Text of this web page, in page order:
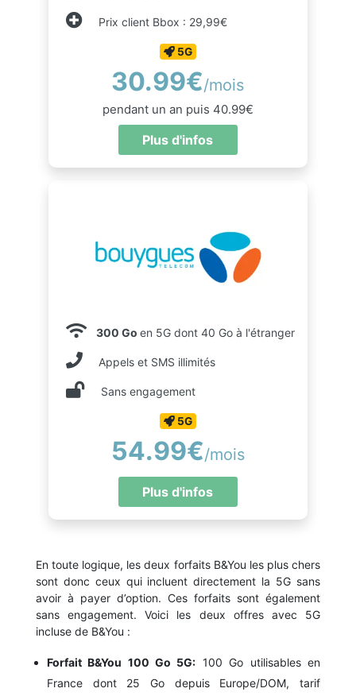
Prix client Bbox : 29,99€
5G
30.99€/mois
pendant un an puis 40.99€
Plus d'infos
300 Go en 5G dont 40 Go à l'étranger
Appels et SMS illimités
Sans engagement
5G
54.99€/mois
Plus d'infos
En toute logique, les deux forfaits B&You les plus chers
sont donc ceux qui incluent directement la 5G sans
avoir à payer d’option. Ces forfaits sont également
sans engagement. Voici les deux offres avec 5G
incluse de B&You :
Forfait B&You 100 Go 5G: 100 Go utilisables en
France dont 25 Go depuis Europe/DOM, tarif